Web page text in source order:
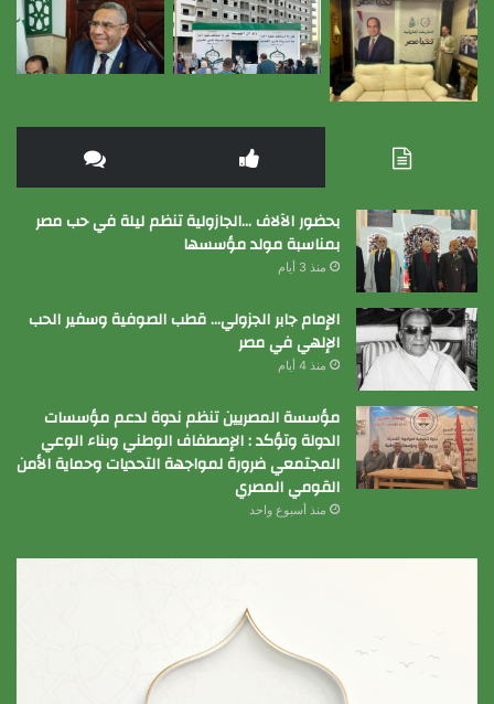
بحضور الآلاف …الجازولية تنظم ليلة في حب مصر
بمناسبة مولد مؤسسها
منذ 3 أيام
الإمام جابر الجزولي… قطب الصوفية وسفير الحب
الإلهي في مصر
منذ 4 أيام
مؤسسة المصريين تنظم ندوة لدعم مؤسسات
الدولة وتؤكد : الإصطفاف الوطني وبناء الوعي
المجتمعي ضرورة لمواجهة التحديات وحماية الأمن
القومي المصري
منذ أسبوع واحد